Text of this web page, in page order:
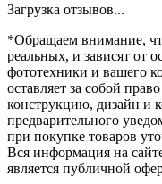
Загрузка отзывов...
*Обращаем внимание,
реальных, и зависят от
фототехники и вашего
оставляет за собой
конструкцию, дизайн и
предварительного
при покупке товаров
Вся информация на
является публичной